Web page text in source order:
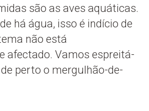
são as aves aquáticas.
há água, isso é indício de
não está
afectado. Vamos espreitá-
perto o mergulhão-de-